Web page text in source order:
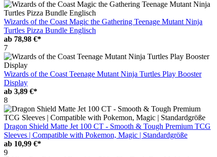
Wizards of the Coast Magic the Gathering Teenage Mutant Ninja
Turtles Pizza Bundle Englisch
ab 78,98 €*
7
Wizards of the Coast Teenage Mutant Ninja Turtles Play Booster
Display
ab 3,89 €*
8
Dragon Shield Matte Jet 100 CT - Smooth & Tough Premium TCG
Sleeves | Compatible with Pokemon, Magic | Standardgröße
ab 10,99 €*
9